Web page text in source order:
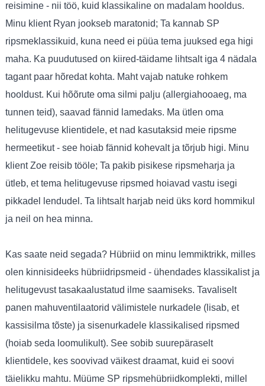
reisimine - nii töö, kuid klassikaline on madalam hooldus.
Minu klient Ryan jookseb maratonid; Ta kannab SP
ripsmeklassikuid, kuna need ei püüa tema juuksed ega higi
maha. Ka puudutused on kiired-täidame lihtsalt iga 4 nädala
tagant paar hõredat kohta. Maht vajab natuke rohkem
hooldust. Kui hõõrute oma silmi palju (allergiahooaeg, ma
tunnen teid), saavad fännid lamedaks. Ma ütlen oma
helitugevuse klientidele, et nad kasutaksid meie ripsme
hermeetikut - see hoiab fännid kohevalt ja tõrjub higi. Minu
klient Zoe reisib tööle; Ta pakib pisikese ripsmeharja ja
ütleb, et tema helitugevuse ripsmed hoiavad vastu isegi
pikkadel lendudel. Ta lihtsalt harjab neid üks kord hommikul
ja neil on hea minna.
Kas saate neid segada? Hübriid on minu lemmiktrikk, milles
olen kinnisideeks hübriidripsmeid - ühendades klassikalist ja
helitugevust tasakaalustatud ilme saamiseks. Tavaliselt
panen mahuventilaatorid välimistele nurkadele (lisab, et
kassisilma tõste) ja sisenurkadele klassikalised ripsmed
(hoiab seda loomulikult). See sobib suurepäraselt
klientidele, kes soovivad väikest draamat, kuid ei soovi
täielikku mahtu. Müüme SP ripsmehübriidkomplekti, millel